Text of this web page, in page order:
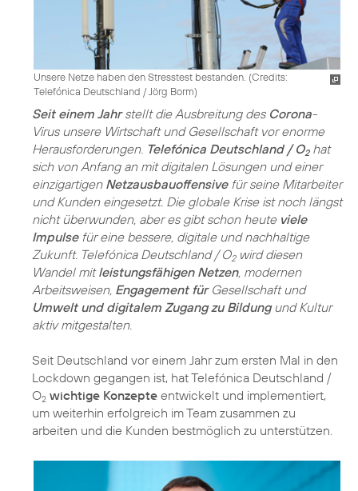
Unsere Netze haben den Stresstest bestanden. (Credits:
Telefónica Deutschland / Jörg Borm)
Seit einem Jahrstellt die Ausbreitung des Corona-
Virus unsere Wirtschaft und Gesellschaft vor enorme
Herausforderungen. Telefónica Deutschland / O2hat
sich von Anfang an mit digitalen Lösungen und einer
einzigartigen Netzausbauoffensivefür seine Mitarbeiter
und Kunden eingesetzt. Die globale Krise ist noch längst
nicht überwunden, aber es gibt schon heute viele
Impulsefür eine bessere, digitale und nachhaltige
Zukunft. Telefónica Deutschland / O2wird diesen
Wandel mitleistungsfähigen Netzen, modernen
Arbeitsweisen, Engagement fürGesellschaft und
Umwelt und digitalem Zugang zu Bildungund Kultur
aktiv mitgestalten.
Seit Deutschland vor einem Jahr zum ersten Mal in den
Lockdown gegangen ist, hat Telefónica Deutschland /
O2 wichtige Konzepte entwickelt und implementiert,
um weiterhin erfolgreich im Team zusammen zu
arbeiten und die Kunden bestmöglich zu unterstützen.